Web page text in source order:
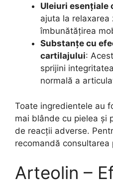
Uleiuri esențiale
ajuta la
îmbunătățirea
Substanțe cu
cartilajului:
sprijini
normală a
Toate ingredientele au
mai blânde cu pielea și
de reacții adverse.
recomandă
Arteolin –